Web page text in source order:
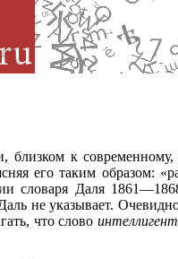
близком к
его таким образом:
словаря Даля
не указывает.
что словоинтеллигент